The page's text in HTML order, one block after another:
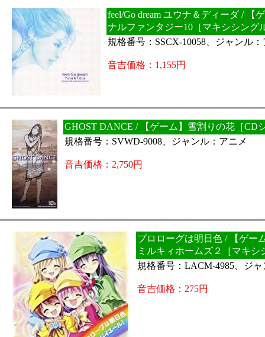
feel/Go dream ユウナ＆ディーダ / 【
ナルファンタジー10［マキシシング
規格番号：SSCX-10058、ジャンル
音吉価格：1,155円
GHOST DANCE / 【ゲーム】雪割りの花［CD
規格番号：SVWD-9008、ジャンル：アニメ
音吉価格：2,750円
プロローグは明日色 / 【ゲ
ミルキィホームズ２［マキシ
規格番号：LACM-4985、ジ
音吉価格：275円